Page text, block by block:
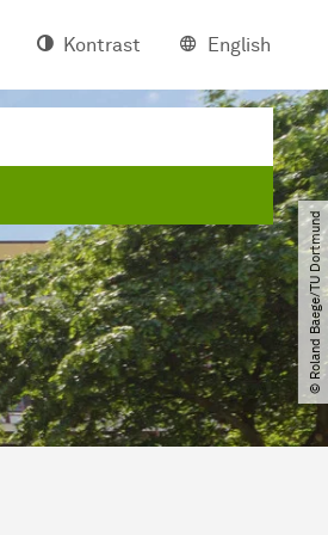
Kontrast English
© Roland Baege​/​TU Dortmund